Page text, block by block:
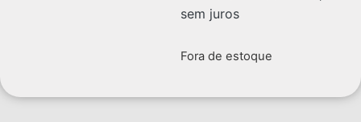
sem juros
Fora de estoque